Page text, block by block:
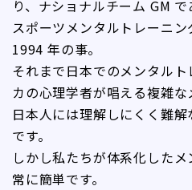
り、ナショナルチーム GM
スポーツメンタルトレーニ
1994 年の事。
それまで日本でのメンタル
カの心理学者が唱える複雑な
日本人には理解しにくく難
です。
しかし私たちが体系化した
常に簡単です。